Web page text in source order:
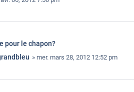
pour le chapon?
» mer. mars 28, 2012 12:52 pm